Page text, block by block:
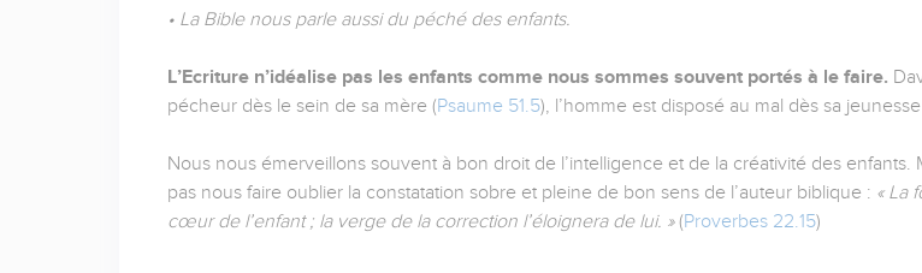
• La Bible nous parle aussi du péché des enfants.
L’Ecriture n’idéalise pas les enfants comme nous sommes souvent portés à le faire.
pécheur dès le sein de sa mère (Psaume 51.5), l’homme est disposé au mal dès sa jeunesse
Nous nous émerveillons souvent à bon droit de l’intelligence et de la créativité des enfants.
pas nous faire oublier la constatation sobre et pleine de bon sens de l’auteur biblique : « La
cœur de l’enfant ; la verge de la correction l’éloignera de lui. »(Proverbes 22.15)